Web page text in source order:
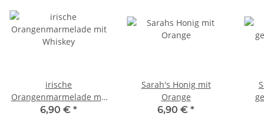
irische
Orangenmarmelade mit
Whiskey
6,90 € *
Sarah's Honig mit
Orange
6,90 € *